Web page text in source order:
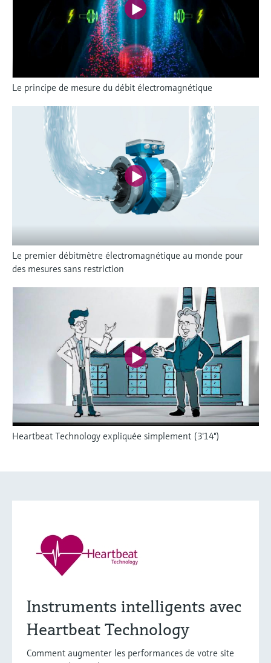
Le principe de mesure du débit électromagnétique
Le premier débitmètre électromagnétique au monde pour
des mesures sans restriction
Heartbeat Technology expliquée simplement (3'14")
Instruments intelligents avec
Heartbeat Technology
Comment augmenter les performances de votre site